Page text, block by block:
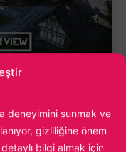
deneyimini sunmak ve
gizliliğine önem
bilgi almak için
için özel